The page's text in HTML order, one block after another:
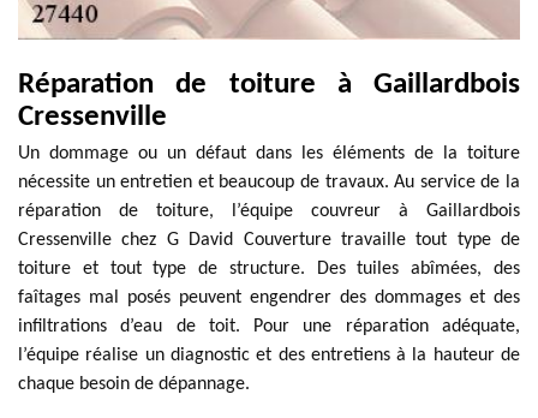
Réparation de toiture à Gaillardbois
Cressenville
Un dommage ou un défaut dans les éléments de la toiture
nécessite un entretien et beaucoup de travaux. Au service de la
réparation de toiture, l’équipe couvreur à Gaillardbois
Cressenville chez G David Couverture travaille tout type de
toiture et tout type de structure. Des tuiles abîmées, des
faîtages mal posés peuvent engendrer des dommages et des
infiltrations d’eau de toit. Pour une réparation adéquate,
l’équipe réalise un diagnostic et des entretiens à la hauteur de
chaque besoin de dépannage.